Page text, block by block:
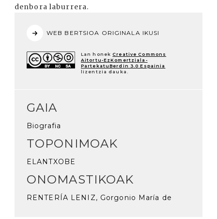
denbora laburrera.
WEB BERTSIOA ORIGINALA IKUSI
Lan honek Creative Commons
Aitortu-EzKomertziala-
PartekatuBerdin 3.0 Espainia
lizentzia dauka.
GAIA
Biografia
TOPONIMOAK
ELANTXOBE
ONOMASTIKOAK
RENTERÍA LENIZ, Gorgonio María de